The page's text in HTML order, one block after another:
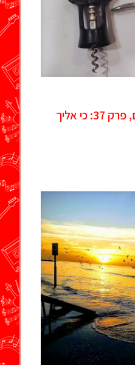
שני גיא, רומן בהמשכים, פרק 37: כי אליך